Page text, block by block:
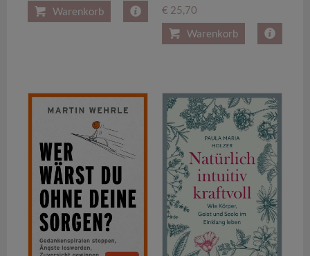
Warenkorb
€ 25,70
Warenkorb